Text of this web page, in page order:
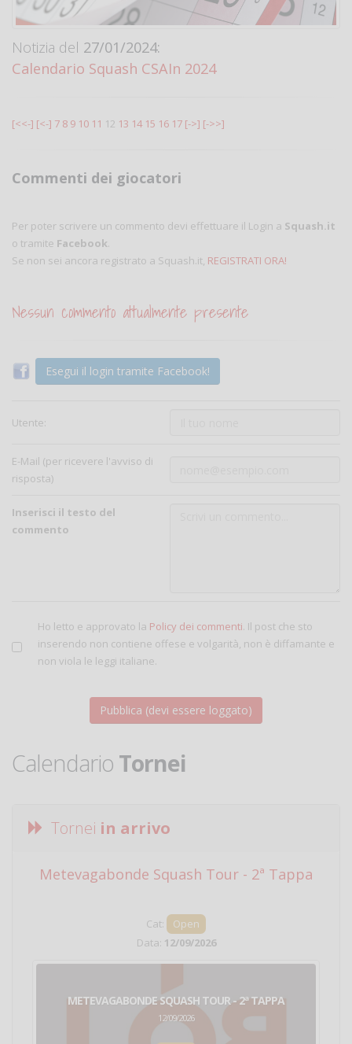
Notizia del 27/01/2024:
Calendario Squash CSAIn 2024
[<<-] [<-] 7 8 9 10 11 12 13 14 15 16 17 [->] [->>]
Commenti dei giocatori
Per poter scrivere un commento devi effettuare il Login a Squash.it
o tramite Facebook.
Se non sei ancora registrato a Squash.it, REGISTRATI ORA!
Nessun commento attualmente presente
Esegui il login tramite Facebook!
Utente:
E-Mail (per ricevere l'avviso di
risposta)
Inserisci il testo del
commento
Ho letto e approvato la Policy dei commenti. Il post che sto
inserendo non contiene offese e volgarità, non è diffamante e
non viola le leggi italiane.
Calendario Tornei
Tornei in arrivo
Metevagabonde Squash Tour - 2ª Tappa
Cat:
Open
Data: 12/09/2026
METEVAGABONDE SQUASH TOUR - 2ª TAPPA
12/09/2026